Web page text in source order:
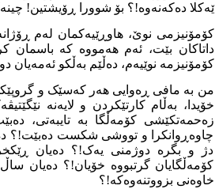
ێەکلا دەکەنەوە!؟ بۆ شوورا ڕۆیشتین!
کۆمۆنیزمی نوێ، هاوڕێیەکمان لەم
داتاکان بێت، ئەم هەمووە کە باسمان
کۆمۆنیزمە نوێیەم، دەڵێم بەڵکو
من بە مافی ڕەوایی هەر کەسێک و
خۆیدا، بەڵام کارتێکردن و لایەنە
زەحمەتکێشی کۆمەڵگا بە تایبەتی،
چاوەڕوانکرا و تووشی شکست دەبێت!؟
دژ و بگرە دوژمنی یەک!؟ دەیان
کۆمەڵگایان گرتبووە خۆیان!؟ دەیان
خاوەنی بزووتنەوەکە!؟